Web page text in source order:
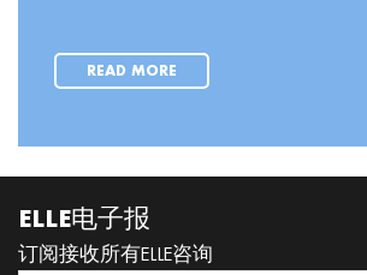
READ MORE
ELLE电子报
订阅接收所有ELLE咨询